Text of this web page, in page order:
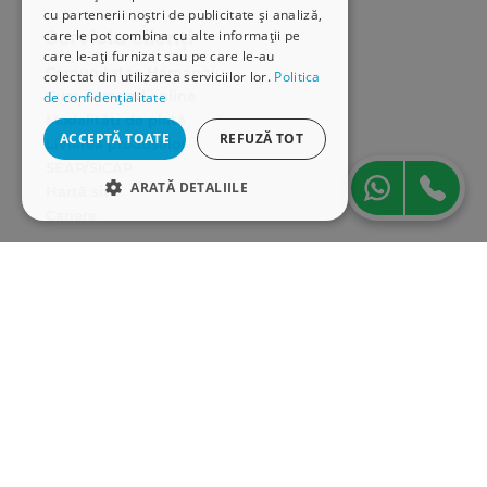
cu partenerii noștri de publicitate și analiză,
care le pot combina cu alte informații pe
care le-ați furnizat sau pe care le-au
colectat din utilizarea serviciilor lor. Politica
de confidențialitate
ACCEPTĂ TOATE REFUZĂ TOT
ARATĂ DETALIILE
Serviciu clienți
Comunitatea Hamangiu
Cum comand online
Modalități de plată
Livrarea produselor
Hartă site